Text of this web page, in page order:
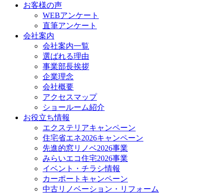
お客様の声
WEBアンケート
直筆アンケート
会社案内
会社案内一覧
選ばれる理由
事業部長挨拶
企業理念
会社概要
アクセスマップ
ショールーム紹介
お役立ち情報
エクステリアキャンペーン
住宅省エネ2026キャンペーン
先進的窓リノベ2026事業
みらいエコ住宅2026事業
イベント・チラシ情報
カーポートキャンペーン
中古リノベーション・リフォーム